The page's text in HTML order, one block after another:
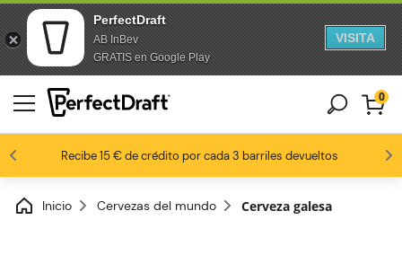
PerfectDraft
AB InBev
GRATIS en Google Play
VISITA
saltar al contenido
Saltar al pie de página
Recibe 15 € de crédito por cada 3 barriles devueltos
Los fanáticos de la cerveza nos aman 8,8 / 10
0
Inicio Cervezas del mundo Cerveza galesa